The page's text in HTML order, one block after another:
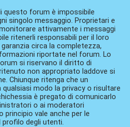
questo forum è impossibile
singolo messaggio. Proprietari e
attivamente i messaggi
ritenerli responsabili per il loro
circa la completezza,
riportate nel forum. Lo
si riservano il diritto di
non appropriato laddove si
Chiunque ritenga che un
modo la privacy o risultare
è pregato di comunicarlo
o ai moderatori
vale anche per le
degli utenti.